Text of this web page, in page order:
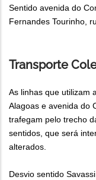
Sentido avenida do
Fernandes Tourinho,
Transporte
As linhas que utilizam
Alagoas e avenida do
trafegam pelo trecho
sentidos, que será
alterados.
Desvio sentido